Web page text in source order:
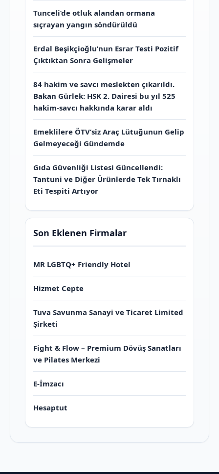
Tunceli’de otluk alandan ormana
sıçrayan yangın söndürüldü
Erdal Beşikçioğlu’nun Esrar Testi Pozitif
Çıktıktan Sonra Gelişmeler
84 hakim ve savcı meslekten çıkarıldı.
Bakan Gürlek: HSK 2. Dairesi bu yıl 525
hakim-savcı hakkında karar aldı
Emeklilere ÖTV’siz Araç Lütuğunun Gelip
Gelmeyeceği Gündemde
Gıda Güvenliği Listesi Güncellendi:
Tantuni ve Diğer Ürünlerde Tek Tırnaklı
Eti Tespiti Artıyor
Son Eklenen Firmalar
MR LGBTQ+ Friendly Hotel
Hizmet Cepte
Tuva Savunma Sanayi ve Ticaret Limited
Şirketi
Fight & Flow – Premium Dövüş Sanatları
ve Pilates Merkezi
E-İmzacı
Hesaptut